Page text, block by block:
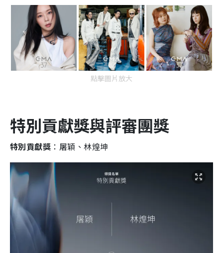
點擊圖片放大
特別貢獻獎與評審團獎
特別貢獻獎 ：屠穎、林煌坤